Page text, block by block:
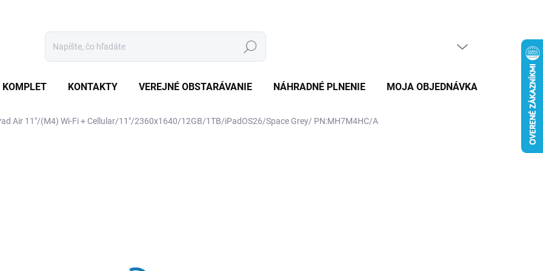
Hľadať
KOMPLET KONTAKTY VEREJNÉ OBSTARÁVANIE NÁHRADNÉ PLNENIE MOJA OBJEDNÁVKA ZNAČKY
Air 11"/(M4) Wi-Fi + Cellular/11"/2360x1640/12GB/1TB/iPadOS26/Space Grey/ PN:MH7M4HC/A